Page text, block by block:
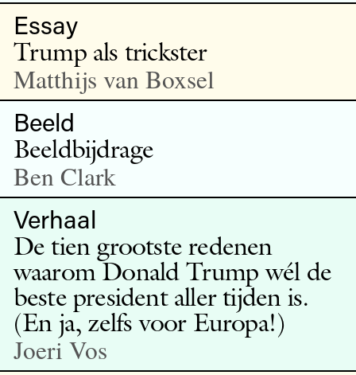
Essay
Trump als trickster
Matthijs van Boxsel
Beeld
Beeldbijdrage
Ben Clark
Verhaal
De tien grootste redenen
waarom Donald Trump wél de
beste president aller tijden is.
(En ja, zelfs voor Europa!)
Joeri Vos